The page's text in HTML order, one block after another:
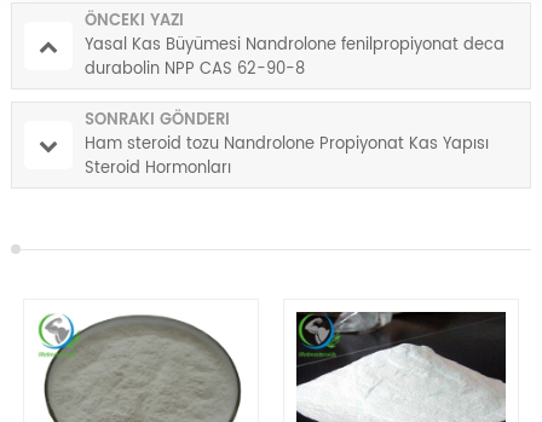
ÖNCEKI YAZI
Yasal Kas Büyümesi Nandrolone fenilpropiyonat deca
durabolin NPP CAS 62-90-8
SONRAKI GÖNDERI
Ham steroid tozu Nandrolone Propiyonat Kas Yapısı
Steroid Hormonları